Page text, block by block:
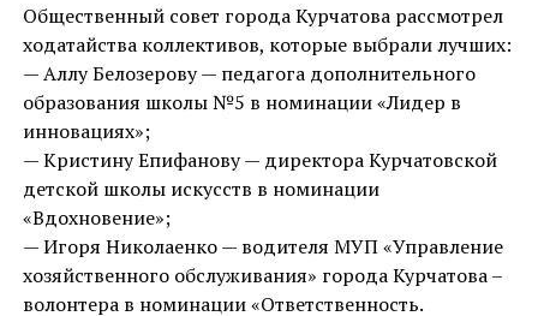
Общественный совет города Курчатова рассмотрел
ходатайства коллективов, которые выбрали лучших:
— Аллу Белозерову — педагога дополнительного
образования школы №5 в номинации «Лидер в
инновациях»;
— Кристину Епифанову — директора Курчатовской
детской школы искусств в номинации
«Вдохновение»;
— Игоря Николаенко — водителя МУП «Управление
хозяйственного обслуживания» города Курчатова –
волонтера в номинации «Ответственность.